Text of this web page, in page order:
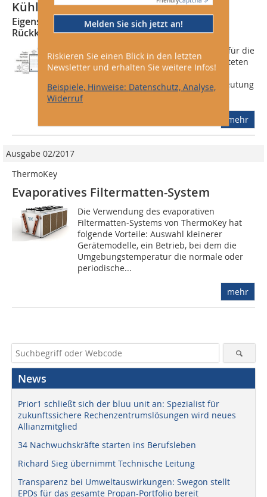
Melden Sie sich jetzt an!
Riskieren Sie einen Blick in den letzten
Newsletter und erhalten Sie weitere Infos!
Beispiele, Hinweise: Datenschutz, Analyse,
Widerruf
Kühltürmen
Eigenschaften, Auswahl und Betrieb von
Rückkühlwerken
Die Rückkühlanlage ist entscheidend für die
Funktion und Effizienz der vorgeschalteten
Prozesse, z.B. die Klimatisierung und
Kälteerzeugung. Jedoch wird die Bedeutung
der Rückkühlanlage für...
mehr
Ausgabe 02/2017
ThermoKey
Evaporatives Filtermatten-System
Die Verwendung des evaporativen
Filtermatten-Systems von ThermoKey hat
folgende Vorteile: Auswahl kleinerer
Gerätemodelle, ein Betrieb, bei dem die
Umgebungstemperatur die normale oder
periodische...
mehr
News
Prior1 schließt sich der bluu unit an: Spezialist für
zukunftssichere Rechenzentrumslösungen wird neues
Allianzmitglied
34 Nachwuchskräfte starten ins Berufsleben
Richard Sieg übernimmt Technische Leitung
Transparenz bei Umweltauswirkungen: Swegon stellt
EPDs für das gesamte Propan-Portfolio bereit